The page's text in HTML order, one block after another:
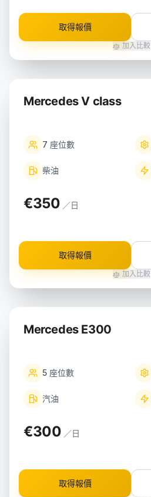
取得報價
加入比較
Mercedes V class
7 座位數
柴油
€350 ／日
取得報價
加入比較
Mercedes E300
5 座位數
汽油
€300 ／日
取得報價